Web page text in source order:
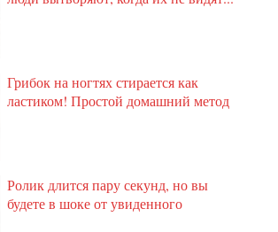
Грибок на ногтях стирается как
ластиком! Простой домашний метод
Ролик длится пару секунд, но вы
будете в шоке от увиденного